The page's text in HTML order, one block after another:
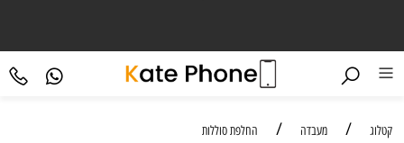
קטלוג / מעבדה / החלפת סוללות